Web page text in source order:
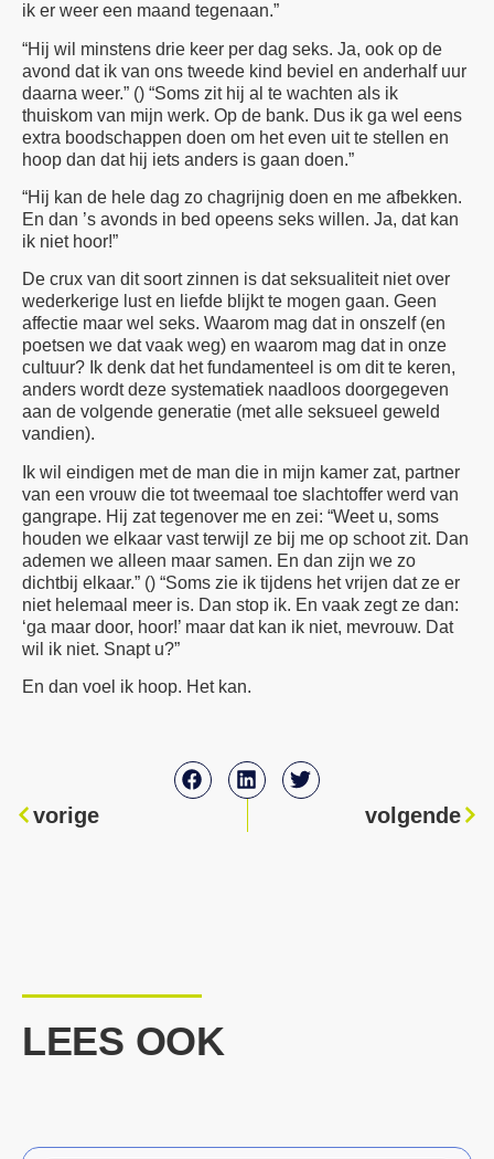
ik er weer een maand tegenaan.”
“Hij wil minstens drie keer per dag seks. Ja, ook op de
avond dat ik van ons tweede kind beviel en anderhalf uur
daarna weer.” () “Soms zit hij al te wachten als ik
thuiskom van mijn werk. Op de bank. Dus ik ga wel eens
extra boodschappen doen om het even uit te stellen en
hoop dan dat hij iets anders is gaan doen.”
“Hij kan de hele dag zo chagrijnig doen en me afbekken.
En dan ’s avonds in bed opeens seks willen. Ja, dat kan
ik niet hoor!”
De crux van dit soort zinnen is dat seksualiteit niet over
wederkerige lust en liefde blijkt te mogen gaan. Geen
affectie maar wel seks. Waarom mag dat in onszelf (en
poetsen we dat vaak weg) en waarom mag dat in onze
cultuur? Ik denk dat het fundamenteel is om dit te keren,
anders wordt deze systematiek naadloos doorgegeven
aan de volgende generatie (met alle seksueel geweld
vandien).
Ik wil eindigen met de man die in mijn kamer zat, partner
van een vrouw die tot tweemaal toe slachtoffer werd van
gangrape. Hij zat tegenover me en zei: “Weet u, soms
houden we elkaar vast terwijl ze bij me op schoot zit. Dan
ademen we alleen maar samen. En dan zijn we zo
dichtbij elkaar.” () “Soms zie ik tijdens het vrijen dat ze er
niet helemaal meer is. Dan stop ik. En vaak zegt ze dan:
‘ga maar door, hoor!’ maar dat kan ik niet, mevrouw. Dat
wil ik niet. Snapt u?”
En dan voel ik hoop. Het kan.
vorige volgende
LEES OOK